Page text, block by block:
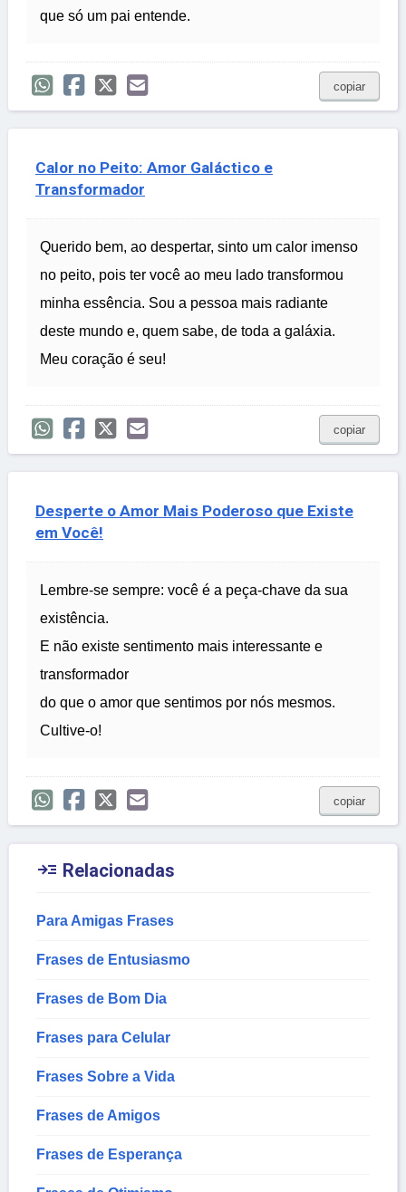
que só um pai entende.
copiar
Calor no Peito: Amor Galáctico e
Transformador
Querido bem, ao despertar, sinto um calor imenso
no peito, pois ter você ao meu lado transformou
minha essência. Sou a pessoa mais radiante
deste mundo e, quem sabe, de toda a galáxia.
Meu coração é seu!
copiar
Desperte o Amor Mais Poderoso que Existe
em Você!
Lembre-se sempre: você é a peça-chave da sua
existência.
E não existe sentimento mais interessante e
transformador
do que o amor que sentimos por nós mesmos.
Cultive-o!
copiar
 Relacionadas
Para Amigas Frases
Frases de Entusiasmo
Frases de Bom Dia
Frases para Celular
Frases Sobre a Vida
Frases de Amigos
Frases de Esperança